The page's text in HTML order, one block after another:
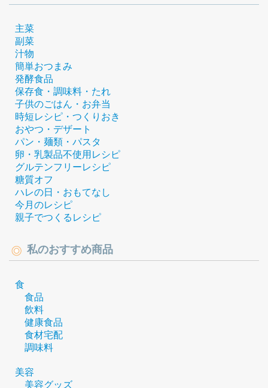
主菜
副菜
汁物
簡単おつまみ
発酵食品
保存食・調味料・たれ
子供のごはん・お弁当
時短レシピ・つくりおき
おやつ・デザート
パン・麺類・パスタ
卵・乳製品不使用レシピ
グルテンフリーレシピ
糖質オフ
ハレの日・おもてなし
今月のレシピ
親子でつくるレシピ
私のおすすめ商品
食
食品
飲料
健康食品
食材宅配
調味料
美容
美容グッズ